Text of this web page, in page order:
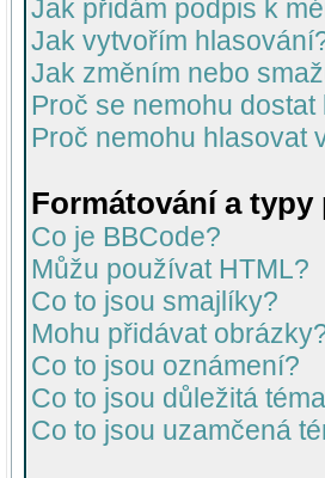
Jak přidám podpis k
Jak vytvořím
Jak změním nebo
Proč se nemohu dostat
Proč nemohu hlasovat
Formátování a typy
Co je BBCode?
Můžu používat HTML?
Co to jsou smajlíky?
Mohu přidávat
Co to jsou oznámení?
Co to jsou důležitá
Co to jsou uzamčená